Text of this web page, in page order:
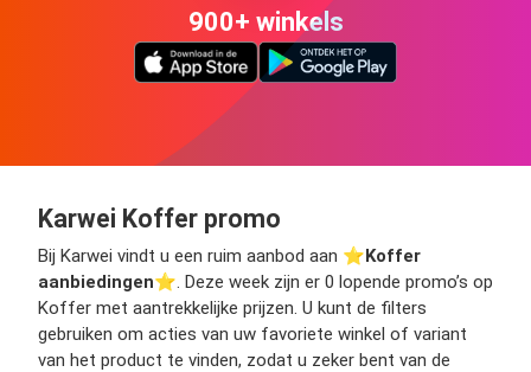
900+ winkels
Karwei Koffer promo
Bij Karwei vindt u een ruim aanbod aan ⭐️Koffer
aanbiedingen⭐️. Deze week zijn er 0 lopende promo’s op
Koffer met aantrekkelijke prijzen. U kunt de filters
gebruiken om acties van uw favoriete winkel of variant
van het product te vinden, zodat u zeker bent van de